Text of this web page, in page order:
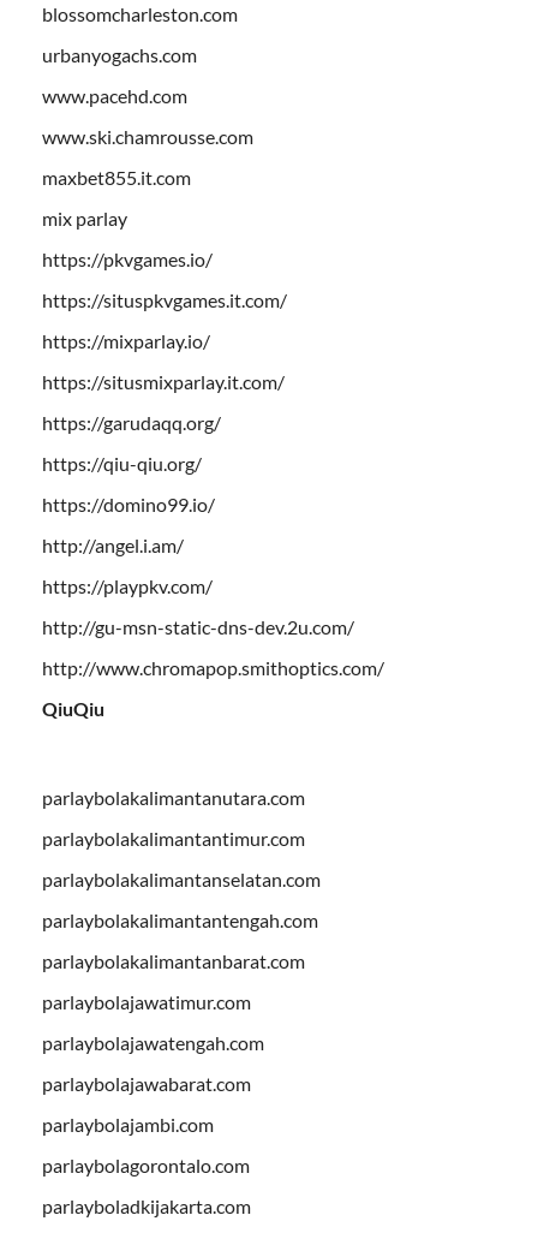
blossomcharleston.com
urbanyogachs.com
www.pacehd.com
www.ski.chamrousse.com
maxbet855.it.com
mix parlay
https://pkvgames.io/
https://situspkvgames.it.com/
https://mixparlay.io/
https://situsmixparlay.it.com/
https://garudaqq.org/
https://qiu-qiu.org/
https://domino99.io/
http://angel.i.am/
https://playpkv.com/
http://gu-msn-static-dns-dev.2u.com/
http://www.chromapop.smithoptics.com/
QiuQiu
parlaybolakalimantanutara.com
parlaybolakalimantantimur.com
parlaybolakalimantanselatan.com
parlaybolakalimantantengah.com
parlaybolakalimantanbarat.com
parlaybolajawatimur.com
parlaybolajawatengah.com
parlaybolajawabarat.com
parlaybolajambi.com
parlaybolagorontalo.com
parlayboladkijakarta.com